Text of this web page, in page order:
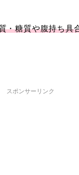
・糖質や腹持ち具
スポンサーリンク